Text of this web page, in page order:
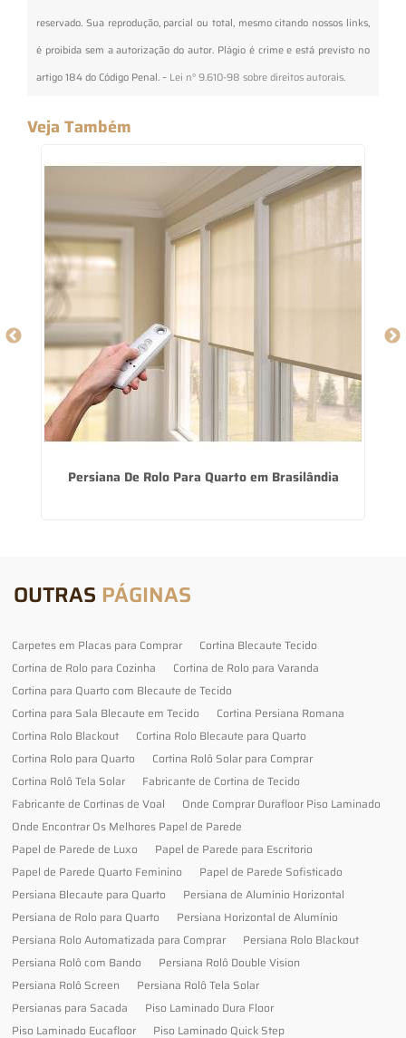
reservado. Sua reprodução, parcial ou total, mesmo citando nossos links,
é proibida sem a autorização do autor. Plágio é crime e está previsto no
artigo 184 do Código Penal. – Lei n° 9.610-98 sobre direitos autorais.
Veja Também
Persiana De Rolo Para Quarto em Brasilândia
OUTRAS PÁGINAS
Carpetes em Placas para Comprar
Cortina Blecaute Tecido
Cortina de Rolo para Cozinha
Cortina de Rolo para Varanda
Cortina para Quarto com Blecaute de Tecido
Cortina para Sala Blecaute em Tecido
Cortina Persiana Romana
Cortina Rolo Blackout
Cortina Rolo Blecaute para Quarto
Cortina Rolo para Quarto
Cortina Rolô Solar para Comprar
Cortina Rolô Tela Solar
Fabricante de Cortina de Tecido
Fabricante de Cortinas de Voal
Onde Comprar Durafloor Piso Laminado
Onde Encontrar Os Melhores Papel de Parede
Papel de Parede de Luxo
Papel de Parede para Escritorio
Papel de Parede Quarto Feminino
Papel de Parede Sofisticado
Persiana Blecaute para Quarto
Persiana de Alumínio Horizontal
Persiana de Rolo para Quarto
Persiana Horizontal de Alumínio
Persiana Rolo Automatizada para Comprar
Persiana Rolo Blackout
Persiana Rolô com Bando
Persiana Rolô Double Vision
Persiana Rolô Screen
Persiana Rolô Tela Solar
Persianas para Sacada
Piso Laminado Dura Floor
Piso Laminado Eucafloor
Piso Laminado Quick Step